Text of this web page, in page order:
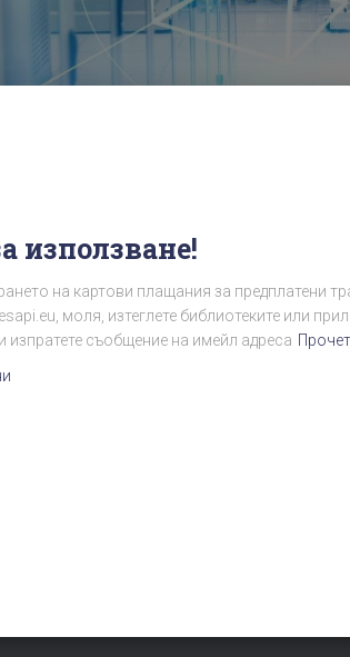
използване!
на картови плащания за предплатени
моля, изтеглете библиотеките или
изпратете съобщение на имейл адреса